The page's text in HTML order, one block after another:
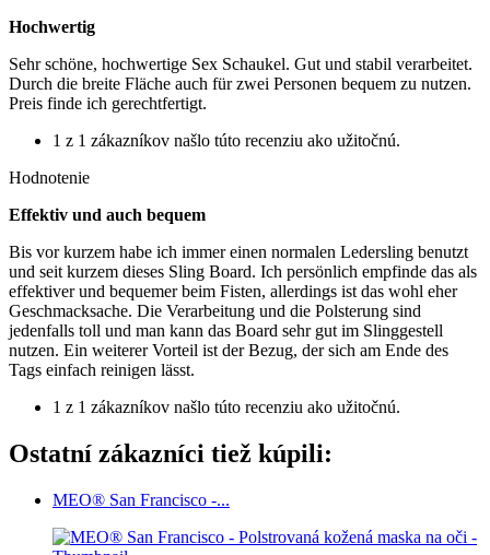
Hochwertig
Sehr schöne, hochwertige Sex Schaukel. Gut und stabil verarbeitet.
Durch die breite Fläche auch für zwei Personen bequem zu nutzen.
Preis finde ich gerechtfertigt.
1 z 1 zákazníkov našlo túto recenziu ako užitočnú.
Hodnotenie
Effektiv und auch bequem
Bis vor kurzem habe ich immer einen normalen Ledersling benutzt
und seit kurzem dieses Sling Board. Ich persönlich empfinde das als
effektiver und bequemer beim Fisten, allerdings ist das wohl eher
Geschmacksache. Die Verarbeitung und die Polsterung sind
jedenfalls toll und man kann das Board sehr gut im Slinggestell
nutzen. Ein weiterer Vorteil ist der Bezug, der sich am Ende des
Tags einfach reinigen lässt.
1 z 1 zákazníkov našlo túto recenziu ako užitočnú.
Ostatní zákazníci tiež kúpili:
MEO® San Francisco -...